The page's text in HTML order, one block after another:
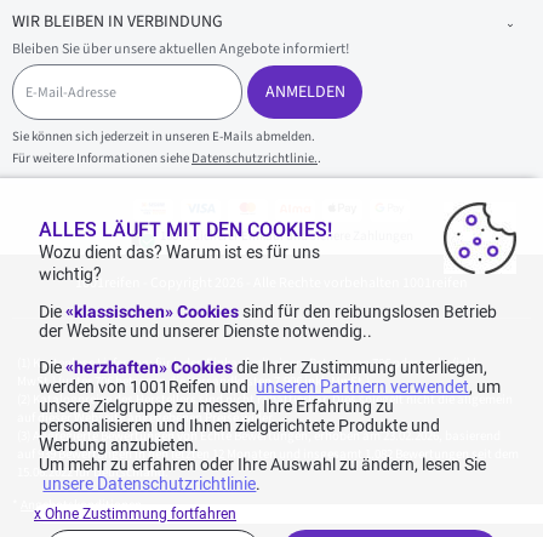
WIR BLEIBEN IN VERBINDUNG
Bleiben Sie über unsere aktuellen Angebote informiert!
E
-
M
a
i
l
ANMELDEN
Sie können sich jederzeit in unseren E-Mails abmelden.
Für weitere Informationen siehe Datenschutzrichtlinie..
100 % sicherer Einkauf und sichere Zahlungen
1001reifen - Copyright 2026 - Alle Rechte vorbehalten 1001reifen
Kostenlose Lieferung: für jeden Einkauf mit einem Betrag von 70€ oder mehr (inkl.
MwSt.) (unter 70€ betragen die Versandkosten 7,90€ inkl. MwSt.).
Katalogpreise des Herstellers sind nicht rabattierbar. Dies spiegelt nicht die allgemein
auf dieser Webseite angegebenen Preise wider.
Aggregierte Bewertungen von Echte Bewertungen, erhoben am 23.02.2026, basierend
auf 939 Bewertungen in den letzten 12 Monaten und insgesamt 1.082 Bewertungen seit dem
15.06.2022 für Deutschland.
Angebotskonditionen
ALLES LÄUFT MIT DEN COOKIES!
Wozu dient das? Warum ist es für uns
wichtig?
Die«klassischen» Cookiessind für den reibungslosen Betrieb
der Website und unserer Dienste notwendig..
Die«herzhaften» Cookies die Ihrer Zustimmung unterliegen,
werden von 1001Reifen und unseren Partnern verwendet, um
unsere Zielgruppe zu messen, Ihre Erfahrung zu
personalisieren und Ihnen zielgerichtete Produkte und
Werbung anzubieten.
Um mehr zu erfahren oder Ihre Auswahl zu ändern, lesen Sie
unsere Datenschutzrichtlinie.
x Ohne Zustimmung fortfahren